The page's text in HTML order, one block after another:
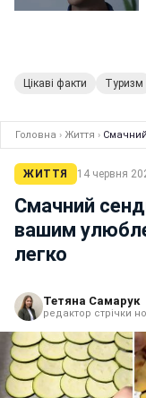
Цікаві факти Туризм
Головна › Життя ›
ЖИТТЯ 14 червня
Смачний
вашим
легко
Тетяна Самарук
редактор стрічки